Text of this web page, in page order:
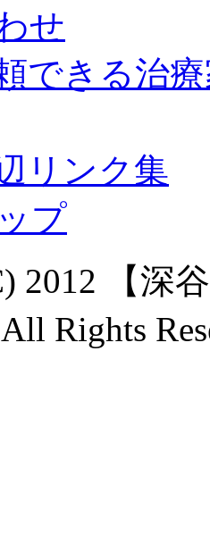
せ
できる治
リンク集
プ
2012 【深
Rights